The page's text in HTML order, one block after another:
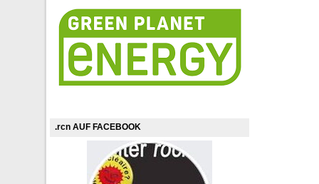
.rcn AUF FACEBOOK